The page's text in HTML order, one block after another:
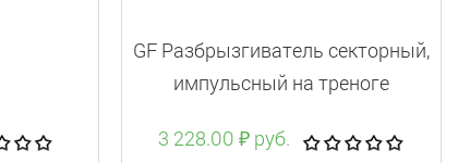
GF Разбрызгиватель секторный,
импульсный на треноге
3 228.00 ₽ руб.